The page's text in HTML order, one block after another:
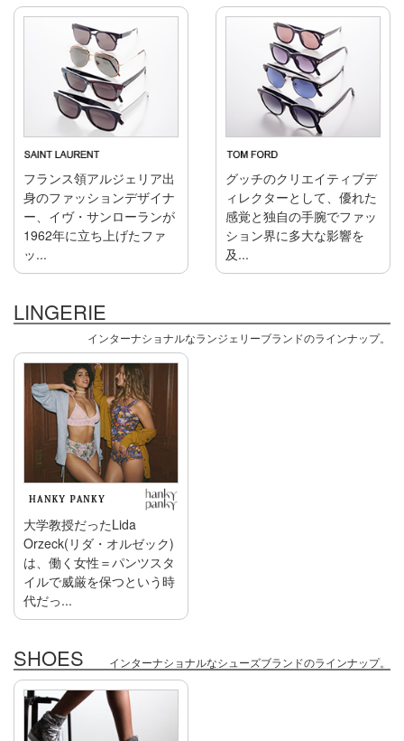
フランス領アルジェリア出
身のファッションデザイナ
ー、イヴ・サンローランが
1962年に立ち上げたファ
ッ...
グッチのクリエイティブデ
ィレクターとして、優れた
感覚と独自の手腕でファッ
ション界に多大な影響を
及...
LINGERIE
インターナショナルなランジェリーブランドのラインナップ。
大学教授だったLida
Orzeck(リダ・オルゼック)
は、働く女性＝パンツスタ
イルで威厳を保つという時
代だっ...
SHOES インターナショナルなシューズブランドのラインナップ。